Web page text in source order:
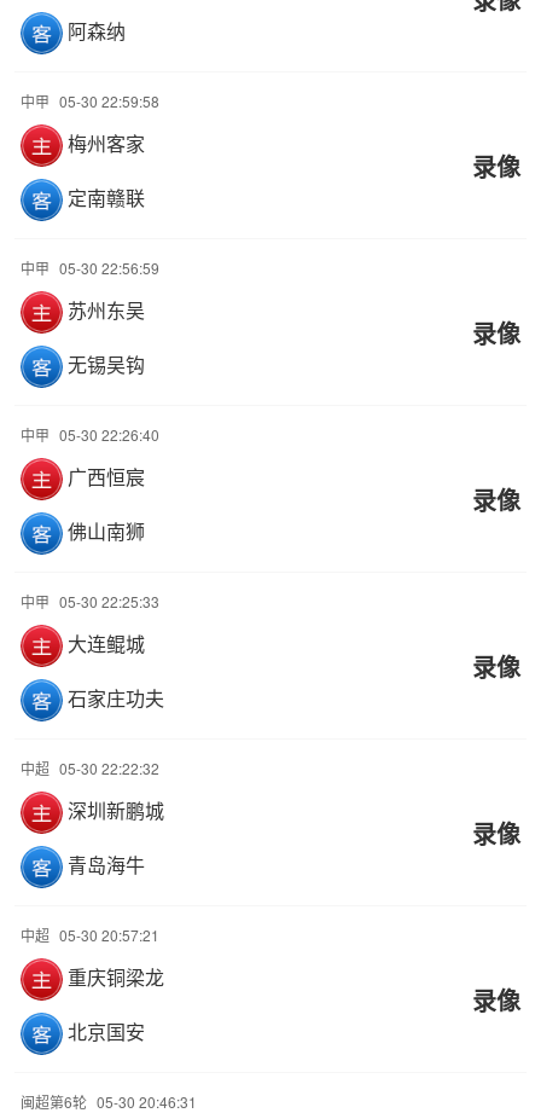
阿森纳
中甲 05-30 22:59:58
梅州客家
定南赣联
录像
中甲 05-30 22:56:59
苏州东吴
无锡吴钩
录像
中甲 05-30 22:26:40
广西恒宸
佛山南狮
录像
中甲 05-30 22:25:33
大连鲲城
石家庄功夫
录像
中超 05-30 22:22:32
深圳新鹏城
青岛海牛
录像
中超 05-30 20:57:21
重庆铜梁龙
北京国安
录像
闽超第6轮 05-30 20:46:31